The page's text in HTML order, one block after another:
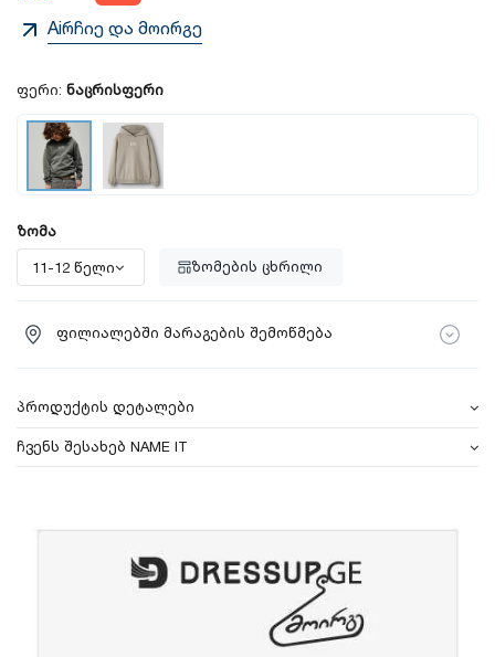
Aiრჩიე და მოირგე
ფერი: ნაცრისფერი
ზომა
ზომების ცხრილი
ფილიალებში მარაგების შემოწმება
პროდუქტის დეტალები
ჩვენს შესახებ NAME IT